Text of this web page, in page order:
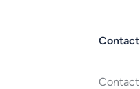
Contact
Contact